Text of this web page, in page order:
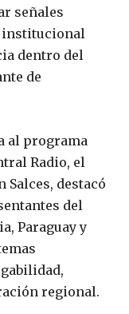
señales
institucional
dentro del
de
al programa
Radio, el
Salces, destacó
del
Paraguay y
regional.